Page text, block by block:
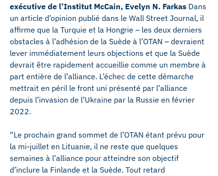
exécutive de l’Institut McCain, Evelyn N. Farkas Dans
un article d’opinion publié dans le Wall Street Journal, il
affirme que la Turquie et la Hongrie – les deux derniers
obstacles à l’adhésion de la Suède à l’OTAN – devraient
lever immédiatement leurs objections et que la Suède
devrait être rapidement accueillie comme un membre à
part entière de l’alliance. L’échec de cette démarche
mettrait en péril le front uni présenté par l’alliance
depuis l’invasion de l’Ukraine par la Russie en février
2022.
“Le prochain grand sommet de l’OTAN étant prévu pour
la mi-juillet en Lituanie, il ne reste que quelques
semaines à l’alliance pour atteindre son objectif
d’inclure la Finlande et la Suède. Tout retard